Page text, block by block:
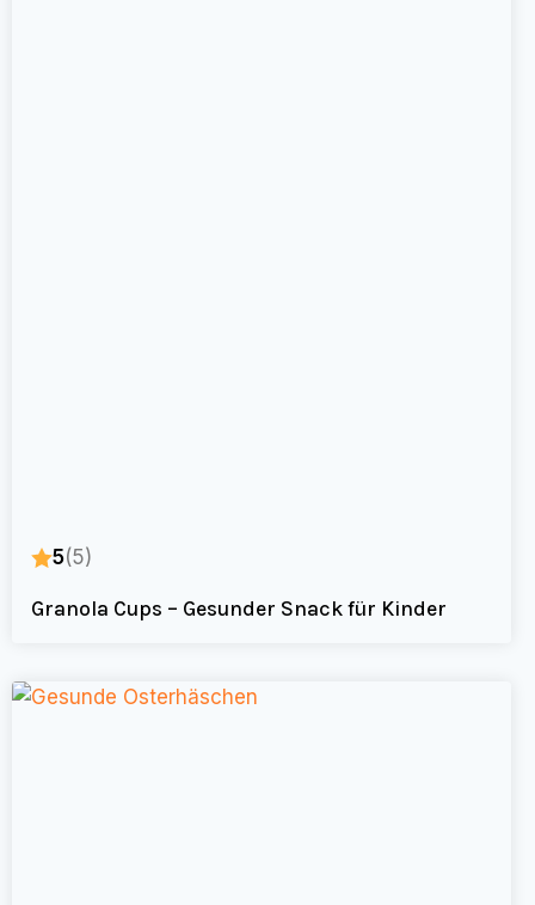
5(5)
Granola Cups – Gesunder Snack für Kinder